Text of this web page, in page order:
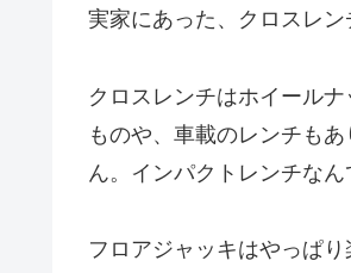
実家にあった、クロスレン
クロスレンチはホイール
ものや、車載のレンチも
ん。インパクトレンチな
フロアジャッキはやっぱ